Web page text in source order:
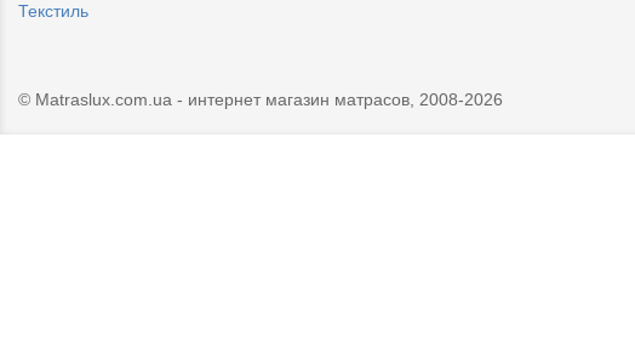
Текстиль
© Matraslux.com.ua - интернет магазин матрасов, 2008-2026